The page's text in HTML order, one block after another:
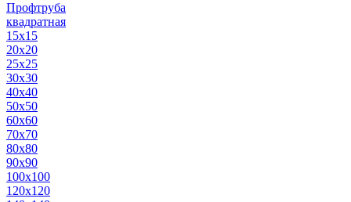
Профтруба
квадратная
15х15
20х20
25х25
30х30
40х40
50х50
60х60
70х70
80х80
90х90
100х100
120х120